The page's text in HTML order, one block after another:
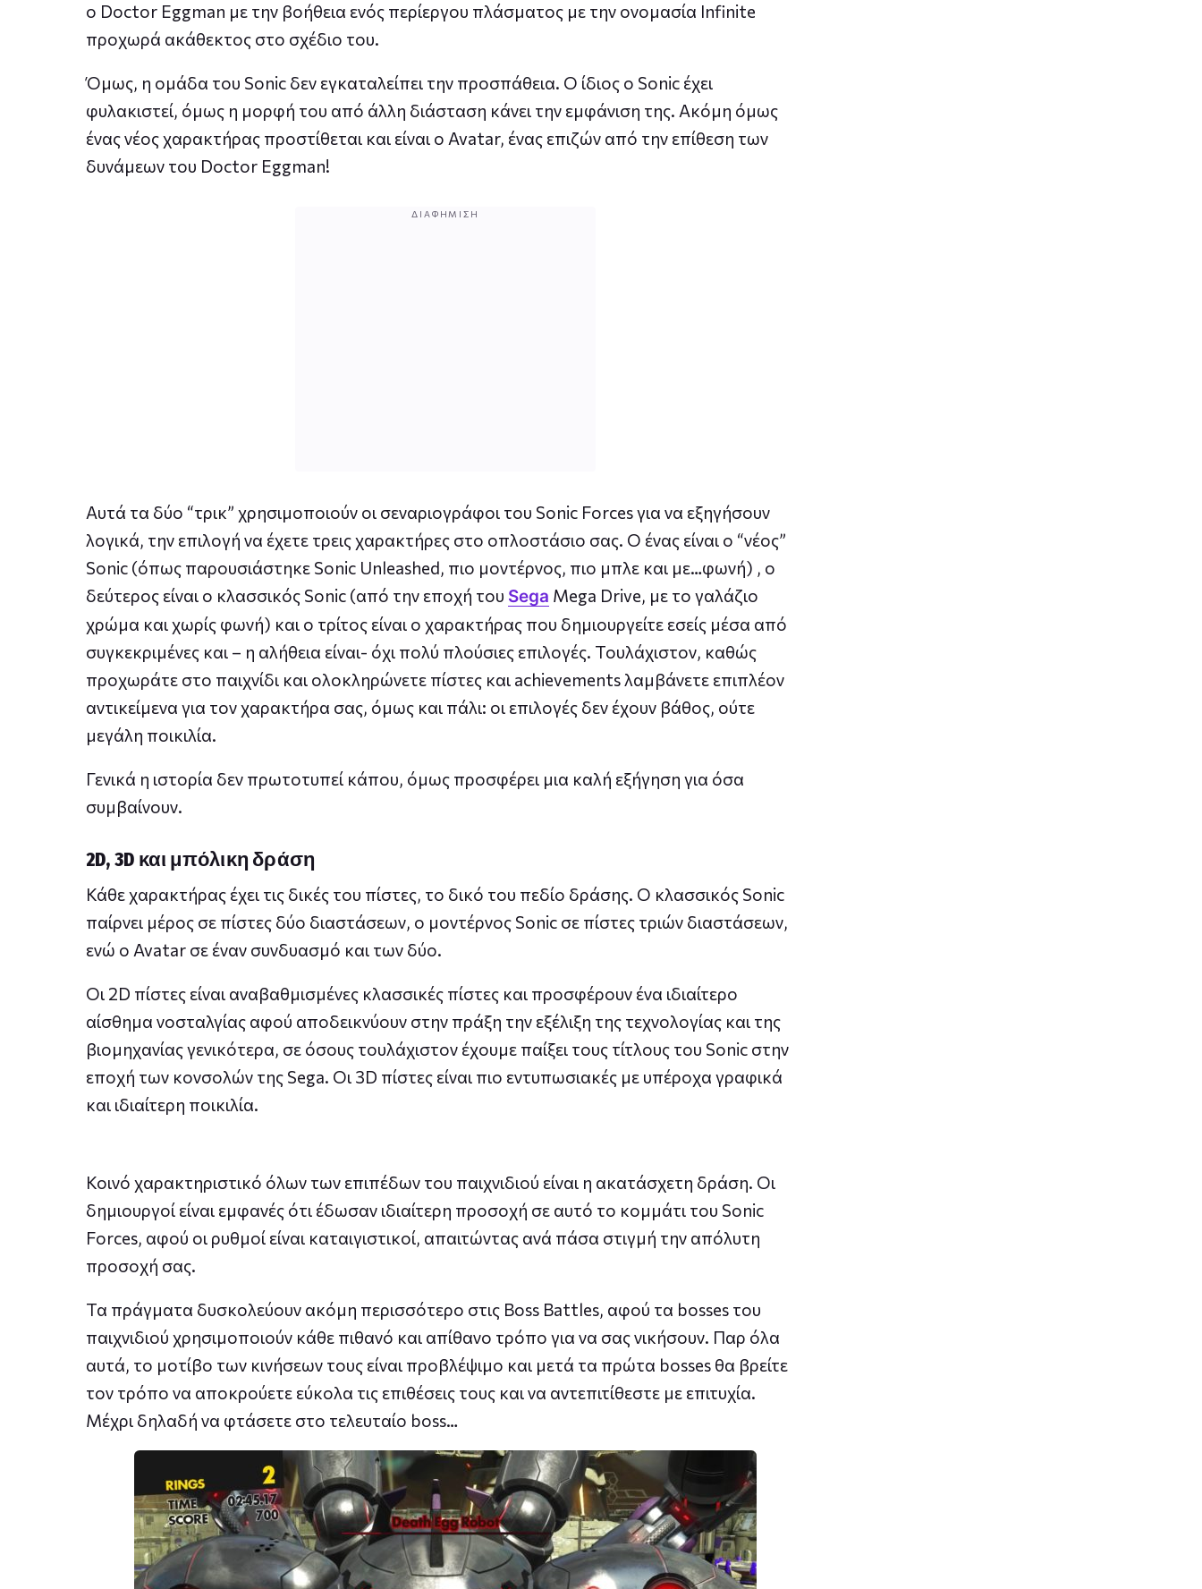
ο Doctor Eggman με την βοήθεια ενός περίεργου πλάσματος με την ονομασία Infinite
προχωρά ακάθεκτος στο σχέδιο του.
Όμως, η ομάδα του Sonic δεν εγκαταλείπει την προσπάθεια. Ο ίδιος ο Sonic έχει
φυλακιστεί, όμως η μορφή του από άλλη διάσταση κάνει την εμφάνιση της. Ακόμη όμως
ένας νέος χαρακτήρας προστίθεται και είναι ο Avatar, ένας επιζών από την επίθεση των
δυνάμεων του Doctor Eggman!
ΔΙΑΦΉΜΙΣΗ
Αυτά τα δύο “τρικ” χρησιμοποιούν οι σεναριογράφοι του Sonic Forces για να εξηγήσουν
λογικά, την επιλογή να έχετε τρεις χαρακτήρες στο οπλοστάσιο σας. Ο ένας είναι ο “νέος”
Sonic (όπως παρουσιάστηκε Sonic Unleashed, πιο μοντέρνος, πιο μπλε και με…φωνή) , ο
δεύτερος είναι ο κλασσικός Sonic (από την εποχή του Sega Mega Drive, με το γαλάζιο
χρώμα και χωρίς φωνή) και ο τρίτος είναι ο χαρακτήρας που δημιουργείτε εσείς μέσα από
συγκεκριμένες και – η αλήθεια είναι- όχι πολύ πλούσιες επιλογές. Τουλάχιστον, καθώς
προχωράτε στο παιχνίδι και ολοκληρώνετε πίστες και achievements λαμβάνετε επιπλέον
αντικείμενα για τον χαρακτήρα σας, όμως και πάλι: οι επιλογές δεν έχουν βάθος, ούτε
μεγάλη ποικιλία.
Γενικά η ιστορία δεν πρωτοτυπεί κάπου, όμως προσφέρει μια καλή εξήγηση για όσα
συμβαίνουν.
2D, 3D και μπόλικη δράση
Κάθε χαρακτήρας έχει τις δικές του πίστες, το δικό του πεδίο δράσης. Ο κλασσικός Sonic
παίρνει μέρος σε πίστες δύο διαστάσεων, ο μοντέρνος Sonic σε πίστες τριών διαστάσεων,
ενώ ο Avatar σε έναν συνδυασμό και των δύο.
Οι 2D πίστες είναι αναβαθμισμένες κλασσικές πίστες και προσφέρουν ένα ιδιαίτερο
αίσθημα νοσταλγίας αφού αποδεικνύουν στην πράξη την εξέλιξη της τεχνολογίας και της
βιομηχανίας γενικότερα, σε όσους τουλάχιστον έχουμε παίξει τους τίτλους του Sonic στην
εποχή των κονσολών της Sega. Οι 3D πίστες είναι πιο εντυπωσιακές με υπέροχα γραφικά
και ιδιαίτερη ποικιλία.
Κοινό χαρακτηριστικό όλων των επιπέδων του παιχνιδιού είναι η ακατάσχετη δράση. Οι
δημιουργοί είναι εμφανές ότι έδωσαν ιδιαίτερη προσοχή σε αυτό το κομμάτι του Sonic
Forces, αφού οι ρυθμοί είναι καταιγιστικοί, απαιτώντας ανά πάσα στιγμή την απόλυτη
προσοχή σας.
Τα πράγματα δυσκολεύουν ακόμη περισσότερο στις Boss Battles, αφού τα bosses του
παιχνιδιού χρησιμοποιούν κάθε πιθανό και απίθανο τρόπο για να σας νικήσουν. Παρ όλα
αυτά, το μοτίβο των κινήσεων τους είναι προβλέψιμο και μετά τα πρώτα bosses θα βρείτε
τον τρόπο να αποκρούετε εύκολα τις επιθέσεις τους και να αντεπιτίθεστε με επιτυχία.
Μέχρι δηλαδή να φτάσετε στο τελευταίο boss…